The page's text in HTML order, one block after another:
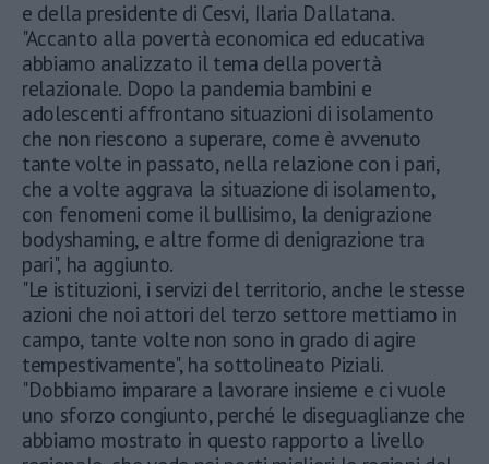
e della presidente di Cesvi, Ilaria Dallatana.
"Accanto alla povertà economica ed educativa
abbiamo analizzato il tema della povertà
relazionale. Dopo la pandemia bambini e
adolescenti affrontano situazioni di isolamento
che non riescono a superare, come è avvenuto
tante volte in passato, nella relazione con i pari,
che a volte aggrava la situazione di isolamento,
con fenomeni come il bullisimo, la denigrazione
bodyshaming, e altre forme di denigrazione tra
pari", ha aggiunto.
"Le istituzioni, i servizi del territorio, anche le stesse
azioni che noi attori del terzo settore mettiamo in
campo, tante volte non sono in grado di agire
tempestivamente", ha sottolineato Piziali.
"Dobbiamo imparare a lavorare insieme e ci vuole
uno sforzo congiunto, perché le diseguaglianze che
abbiamo mostrato in questo rapporto a livello